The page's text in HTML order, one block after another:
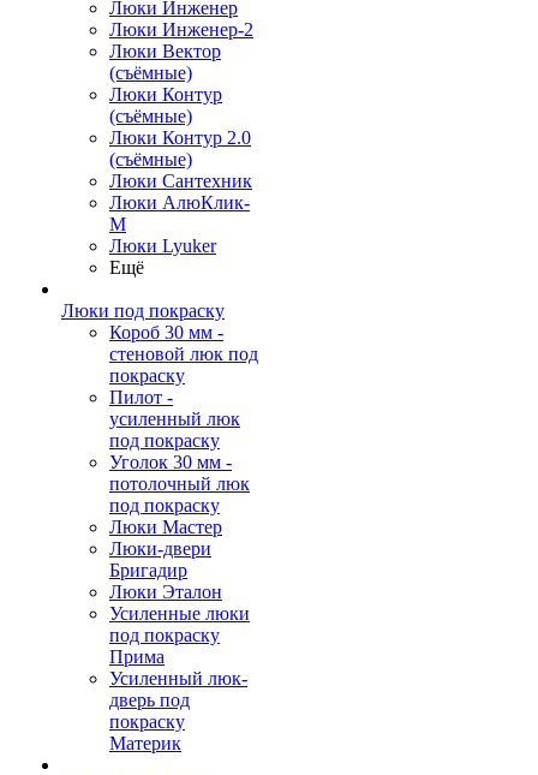
Люки Инженер
Люки Инженер-2
Люки Вектор
(съёмные)
Люки Контур
(съёмные)
Люки Контур 2.0
(съёмные)
Люки Сантехник
Люки АлюКлик-
М
Люки Lyuker
Ещё
Люки под покраску
Короб 30 мм -
стеновой люк под
покраску
Пилот -
усиленный люк
под покраску
Уголок 30 мм -
потолочный люк
под покраску
Люки Мастер
Люки-двери
Бригадир
Люки Эталон
Усиленные люки
под покраску
Прима
Усиленный люк-
дверь под
покраску
Материк